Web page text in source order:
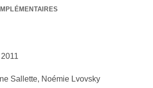
Sallette, Noémie Lvovsky